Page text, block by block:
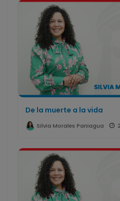
De la muerte a la vida
Silvia Morales Paniagua